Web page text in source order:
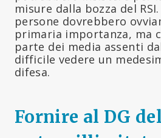
misure dalla bozza del
persone dovrebbero
primaria importanza, ma
parte dei media assenti
difficile vedere un
difesa.
Fornire al DG